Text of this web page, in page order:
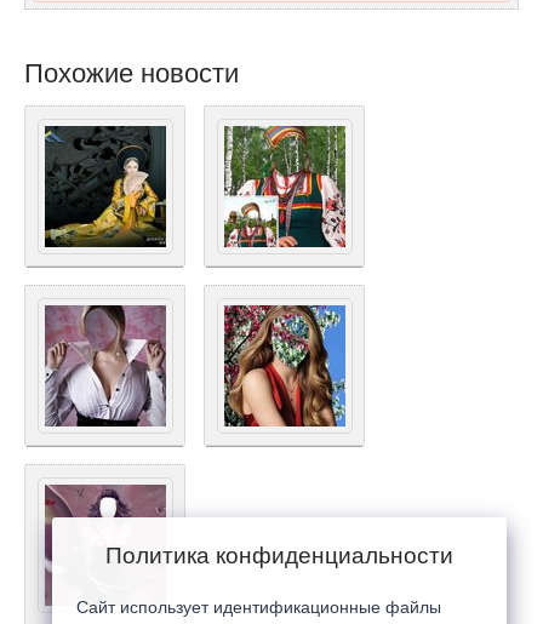
Похожие новости
Политика конфиденциальности
Сайт использует идентификационные файлы